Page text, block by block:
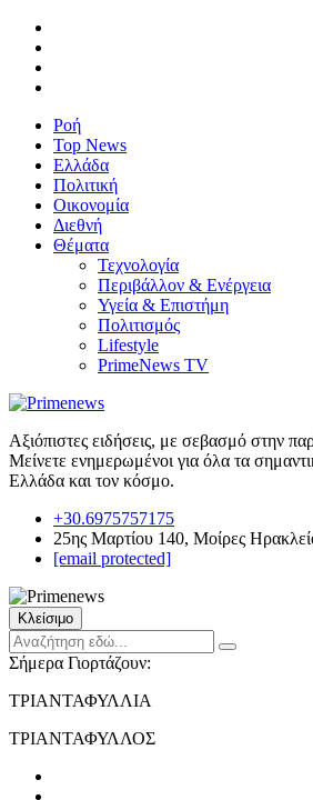
Ροή
Top News
Ελλάδα
Πολιτική
Οικονομία
Διεθνή
Θέματα
Τεχνολογία
Περιβάλλον & Ενέργεια
Υγεία & Επιστήμη
Πολιτισμός
Lifestyle
PrimeNews TV
Αξιόπιστες ειδήσεις, με σεβασμό στην
Μείνετε ενημερωμένοι για όλα τα
Ελλάδα και τον κόσμο.
+30.6975757175
25ης Μαρτίου 140, Μοίρες
[email protected]
Κλείσιμο
Σήμερα Γιορτάζουν:
ΤΡΙΑΝΤΑΦΥΛΛΙΑ
ΤΡΙΑΝΤΑΦΥΛΛΟΣ